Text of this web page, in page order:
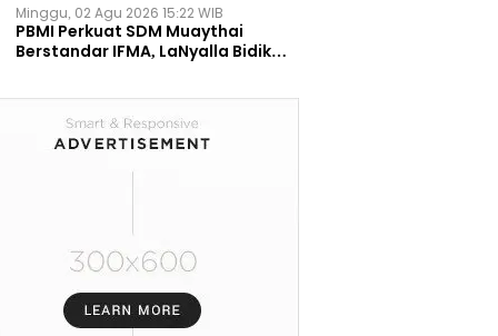
Permanen
Minggu, 02 Agu 2026 15:22 WIB
PBMI Perkuat SDM Muaythai
Berstandar IFMA, LaNyalla Bidik